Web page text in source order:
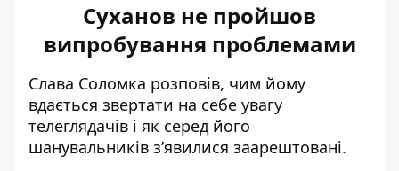
Суханов не пройшов
випробування проблемами
Слава Соломка розповів, чим йому
вдається звертати на себе увагу
телеглядачів і як серед його
шанувальників з’явилися заарештовані.